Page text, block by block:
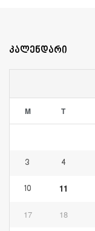
კალენდარი
M T
3 4
10 11
17 18